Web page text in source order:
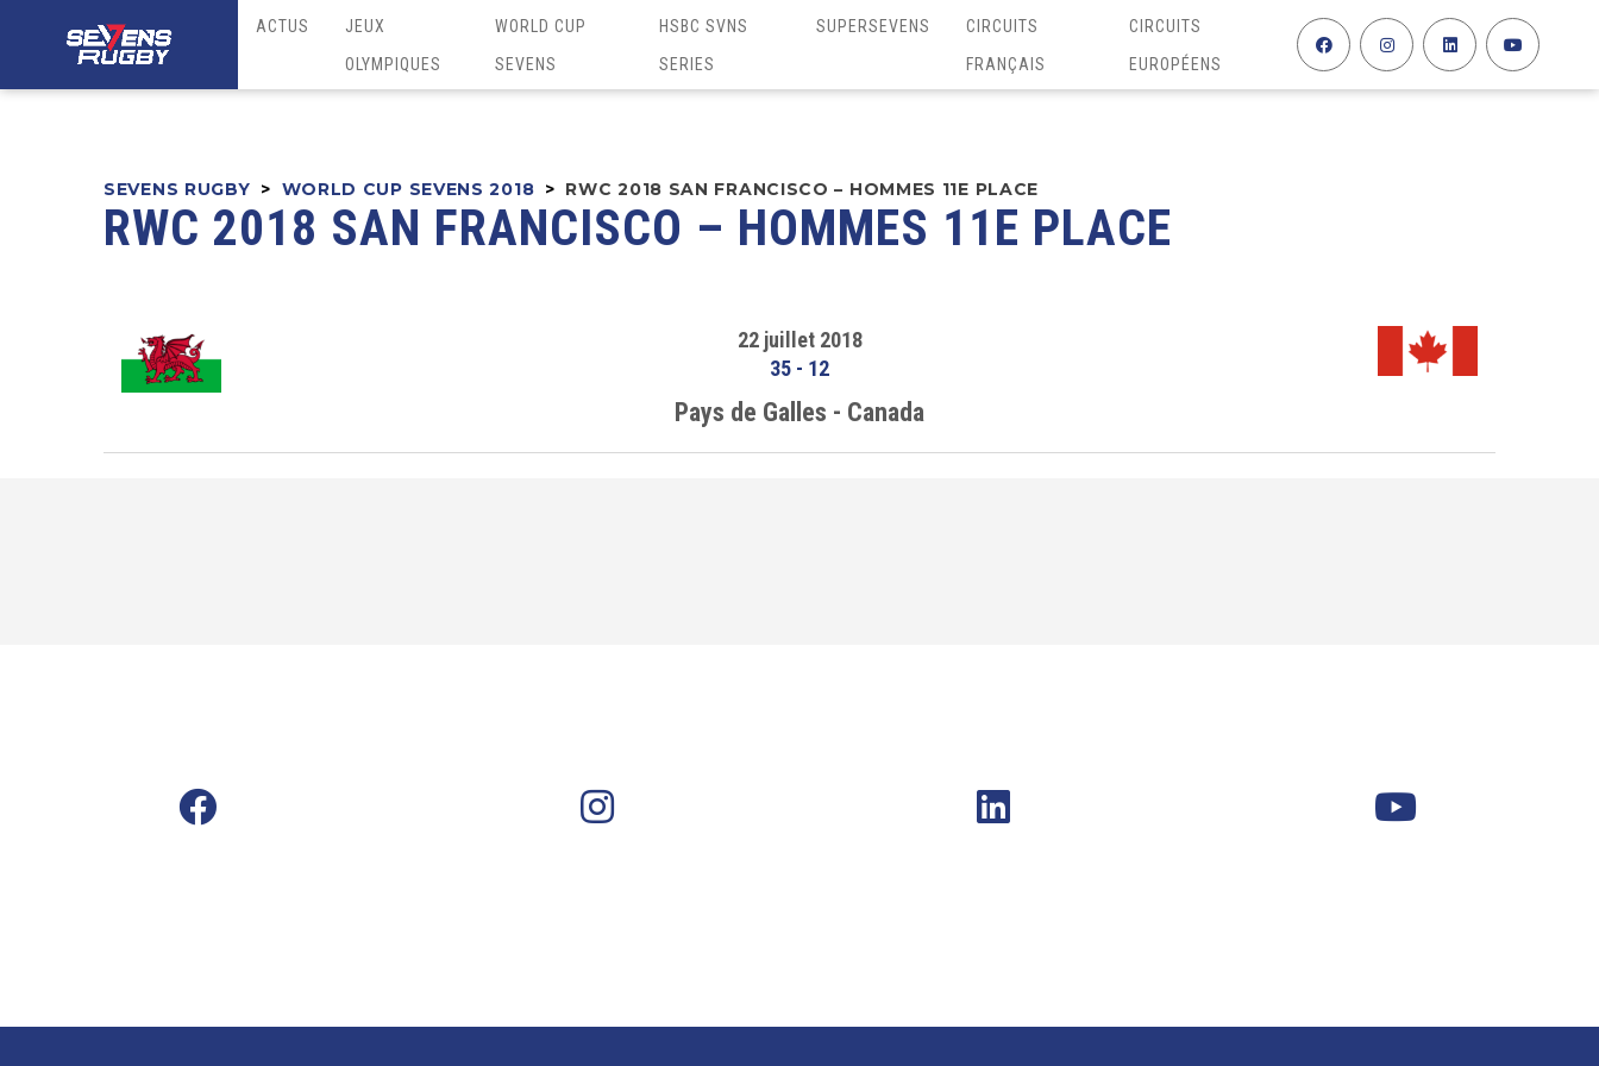
ACTUS
JEUX
OLYMPIQUES
WORLD CUP
SEVENS
HSBC SVNS
SERIES
SUPERSEVENS
CIRCUITS
FRANÇAIS
CIRCUITS
EUROPÉENS
SEVENS RUGBY > WORLD CUP SEVENS 2018 > RWC 2018 SAN FRANCISCO – HOMMES 11E PLACE
RWC 2018 SAN FRANCISCO – HOMMES 11E PLACE
22 juillet 2018
35 - 12
Pays de Galles - Canada